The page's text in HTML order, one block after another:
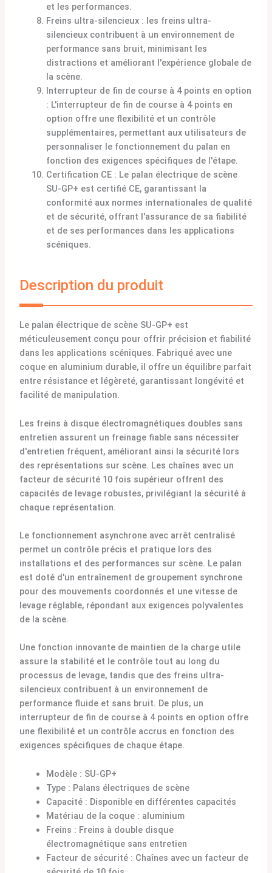
et les performances.
Freins ultra-silencieux : les freins ultra-
silencieux contribuent à un environnement de
performance sans bruit, minimisant les
distractions et améliorant l'expérience globale de
la scène.
Interrupteur de fin de course à 4 points en option
: L'interrupteur de fin de course à 4 points en
option offre une flexibilité et un contrôle
supplémentaires, permettant aux utilisateurs de
personnaliser le fonctionnement du palan en
fonction des exigences spécifiques de l'étape.
Certification CE : Le palan électrique de scène
SU-GP+ est certifié CE, garantissant la
conformité aux normes internationales de qualité
et de sécurité, offrant l'assurance de sa fiabilité
et de ses performances dans les applications
scéniques.
Description du produit
Le palan électrique de scène SU-GP+ est
méticuleusement conçu pour offrir précision et fiabilité
dans les applications scéniques. Fabriqué avec une
coque en aluminium durable, il offre un équilibre parfait
entre résistance et légèreté, garantissant longévité et
facilité de manipulation.
Les freins à disque électromagnétiques doubles sans
entretien assurent un freinage fiable sans nécessiter
d'entretien fréquent, améliorant ainsi la sécurité lors
des représentations sur scène. Les chaînes avec un
facteur de sécurité 10 fois supérieur offrent des
capacités de levage robustes, privilégiant la sécurité à
chaque représentation.
Le fonctionnement asynchrone avec arrêt centralisé
permet un contrôle précis et pratique lors des
installations et des performances sur scène. Le palan
est doté d'un entraînement de groupement synchrone
pour des mouvements coordonnés et une vitesse de
levage réglable, répondant aux exigences polyvalentes
de la scène.
Une fonction innovante de maintien de la charge utile
assure la stabilité et le contrôle tout au long du
processus de levage, tandis que des freins ultra-
silencieux contribuent à un environnement de
performance fluide et sans bruit. De plus, un
interrupteur de fin de course à 4 points en option offre
une flexibilité et un contrôle accrus en fonction des
exigences spécifiques de chaque étape.
Modèle : SU-GP+
Type : Palans électriques de scène
Capacité : Disponible en différentes capacités
Matériau de la coque : aluminium
Freins : Freins à double disque
électromagnétique sans entretien
Facteur de sécurité : Chaînes avec un facteur de